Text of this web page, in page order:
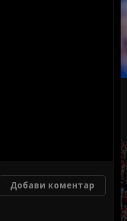
Добави коментар